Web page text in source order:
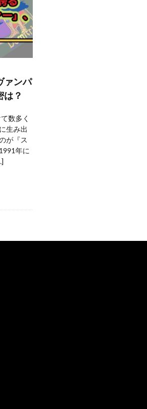
ァンパ
は？
数多く
生み出
が『ス
年に